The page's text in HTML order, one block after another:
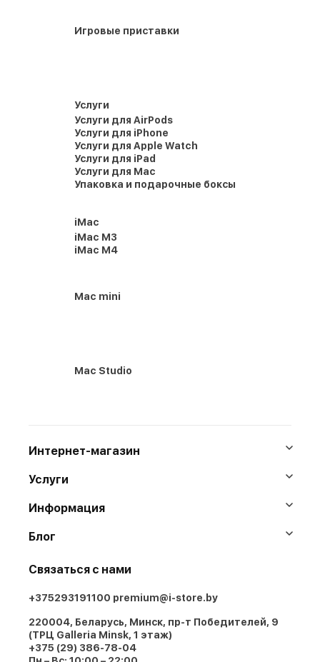
Игровые приставки
Услуги
Услуги для AirPods
Услуги для iPhone
Услуги для Apple Watch
Услуги для iPad
Услуги для Mac
Упаковка и подарочные боксы
iMac
iMac M3
iMac M4
Mac mini
Mac Studio
Интернет-магазин
Услуги
Информация
Блог
Связаться с нами
+375293191100 premium@i-store.by
220004, Беларусь, Минск, пр-т Победителей, 9
(ТРЦ Galleria Minsk, 1 этаж)
+375 (29) 386-78-04